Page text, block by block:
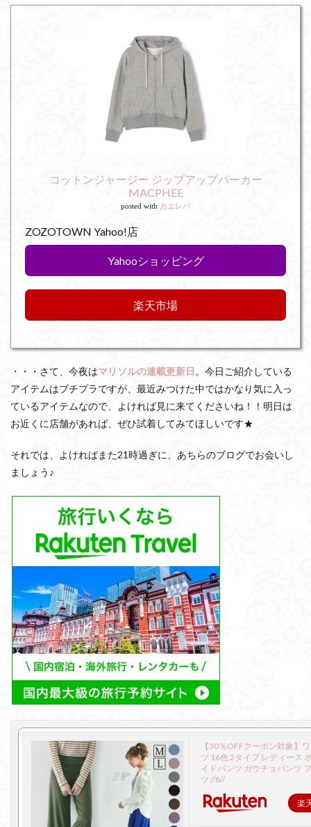
コットンジャージー ジップアップパーカー
MACPHEE
posted with カエレバ
ZOZOTOWN Yahoo!店
Yahooショッピング
楽天市場
・・・さて、今夜はマリソルの連載更新日 。今日ご紹介している
アイテムはプチプラですが、最近みつけた中ではかなり気に入っ
ているアイテムなので、よければ見に来てくださいね！！明日は
お近くに店舗があれば、ぜひ試着してみてほしいです★
それでは、よければまた21時過ぎに、あちらのブログでお会いし
ましょう♪
【30％OFFクーポン対象】
ツ 16色 2タイプ レディース
イドパンツ ガウチョパンツ
ツ //8//
楽